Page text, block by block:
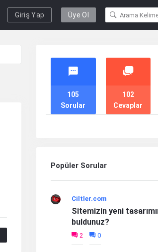
Giriş Yap Üye Ol
Stats
Sorular
105
Cevaplar
102
Popüler Sorular
Ciltler.com
Sitemizin yeni
buldunuz?
2 0